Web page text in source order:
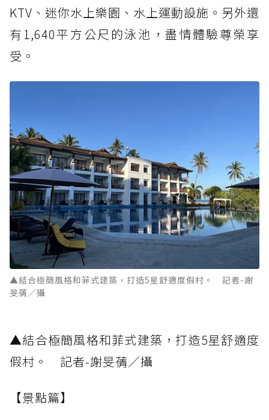
KTV、迷你水上樂園、水上運動設施。另外還
有1,640平方公尺的泳池，盡情體驗尊榮享
受。
▲結合極簡風格和菲式建築，打造5星舒適度假村。 記者-謝
旻蒨／攝
▲結合極簡風格和菲式建築，打造5星舒適度
假村。 記者-謝旻蒨／攝
【景點篇】